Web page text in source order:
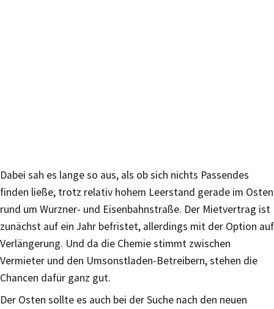
Dabei sah es lange so aus, als ob sich nichts Passendes
finden ließe, trotz relativ hohem Leerstand gerade im Osten
rund um Wurzner- und Eisenbahnstraße. Der Mietvertrag ist
zunächst auf ein Jahr befristet, allerdings mit der Option auf
Verlängerung. Und da die Chemie stimmt zwischen
Vermieter und den Umsonstladen-Betreibern, stehen die
Chancen dafür ganz gut.
Der Osten sollte es auch bei der Suche nach den neuen